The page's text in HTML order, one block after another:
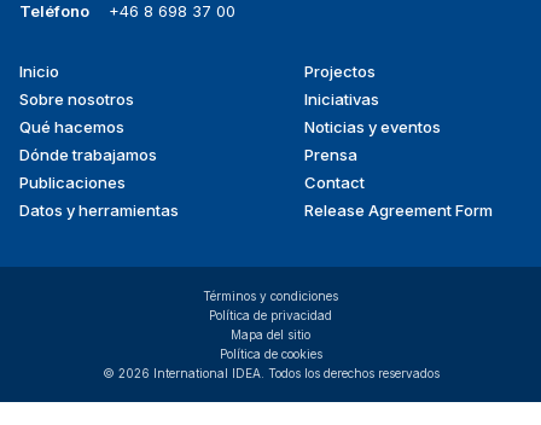
Teléfono
+46 8 698 37 00
Footer
menu
Inicio
Sobre nosotros
Qué hacemos
Dónde trabajamos
Publicaciones
Datos y herramientas
Projectos
Iniciativas
Noticias y eventos
Prensa
Contact
Release Agreement Form
© 2026 International IDEA. Todos los derechos reservados
Términos y condiciones
Política de privacidad
Mapa del sitio
Política de cookies